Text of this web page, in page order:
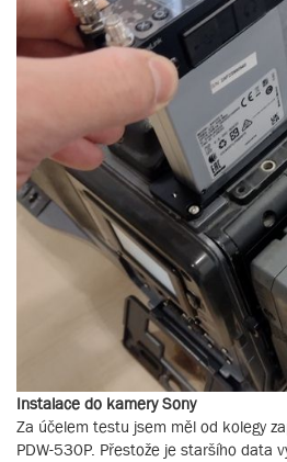
Instalace do kamery Sony
Za účelem testu jsem měl od kolegy
PDW-530P. Přestože je staršího data